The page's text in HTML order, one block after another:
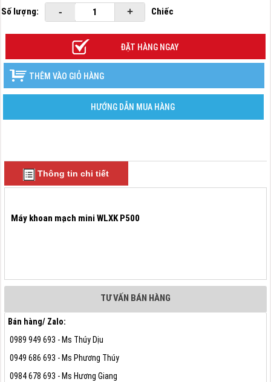
Số lượng: - + Chiếc
ĐẶT HÀNG NGAY
THÊM VÀO GIỎ HÀNG
HƯỚNG DẪN MUA HÀNG
Thông tin chi tiết
Máy khoan mạch mini WLXK P500
TƯ VẤN BÁN HÀNG
Bán hàng/ Zalo:
0989 949 693 - Ms Thúy Dịu
0949 686 693 - Ms Phương Thúy
0984 678 693 - Ms Hương Giang